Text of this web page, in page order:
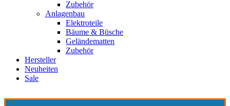
Zubehör
Anlagenbau
Elektroteile
Bäume & Büsche
Geländematten
Zubehör
Hersteller
Neuheiten
Sale